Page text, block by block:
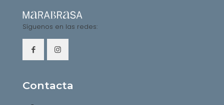
Síguenos en las redes:
Contacta